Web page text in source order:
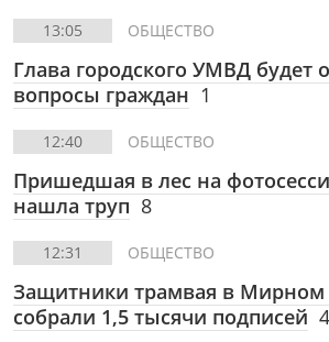
13:05 ОБЩЕСТВО
Глава городского УМВД будет
вопросы граждан 1
12:40 ОБЩЕСТВО
Пришедшая в лес на
нашла труп 8
12:31 ОБЩЕСТВО
Защитники трамвая в Мирном
собрали 1,5 тысячи подписей